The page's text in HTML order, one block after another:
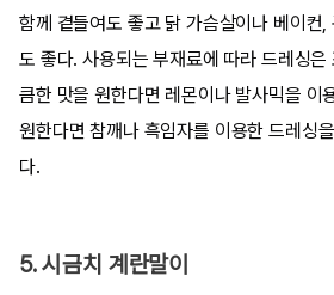
함께 곁들여도 좋고 닭 가슴살이나 베이컨
도 좋다. 사용되는 부재료에 따라 드레싱
큼한 맛을 원한다면 레몬이나 발사믹을 이
원한다면 참깨나 흑임자를 이용한 드레싱
다.
5. 시금치 계란말이